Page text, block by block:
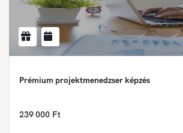
Prémium projektmenedzser képzés
239 000 Ft